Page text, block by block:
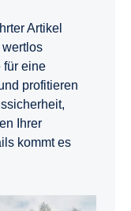
Artikel
für eine
profitieren
Ihrer
kommt es